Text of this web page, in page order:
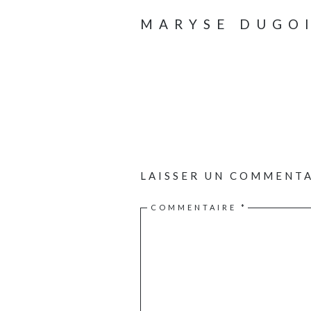
MARYSE
LAISSER UN
COMMENTAIRE *